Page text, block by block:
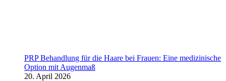
PRP Behandlung für die Haare bei Frauen: Eine medizinische
Option mit Augenmaß
20. April 2026